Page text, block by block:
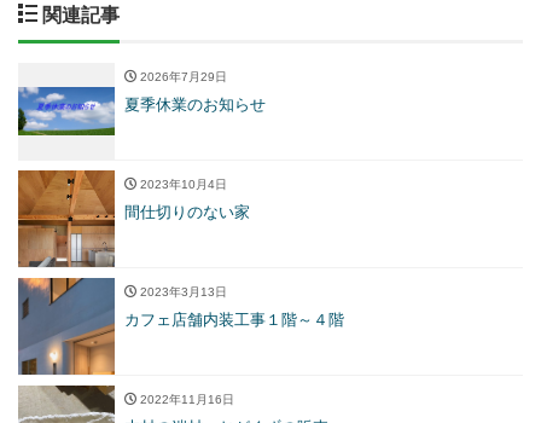
関連記事
2026年7月29日
夏季休業のお知らせ
2023年10月4日
間仕切りのない家
2023年3月13日
カフェ店舗内装工事１階～４階
2022年11月16日